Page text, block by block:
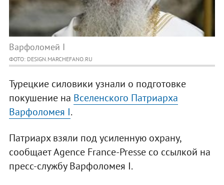
Варфоломей I
ФОТО: DESIGN.MARCHEFANO.RU
Турецкие силовики узнали о подготовке
покушение на Вселенского Патриарха
Варфоломея I.
Патриарх взяли под усиленную охрану,
сообщает Agence France-Presse со ссылкой на
пресс-службу Варфоломея I.